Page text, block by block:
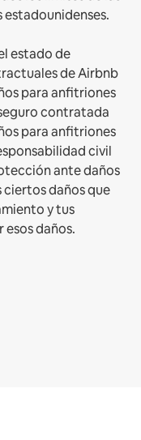
estado de
de Airbnb
para anfitriones
contratada
para anfitriones
civil
ante daños
daños que
y tus
esos daños.